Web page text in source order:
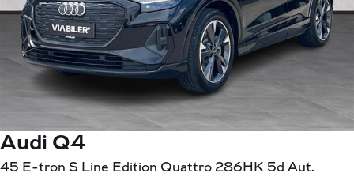
Audi Q4
45 E-tron S Line Edition Quattro 286HK 5d Aut.